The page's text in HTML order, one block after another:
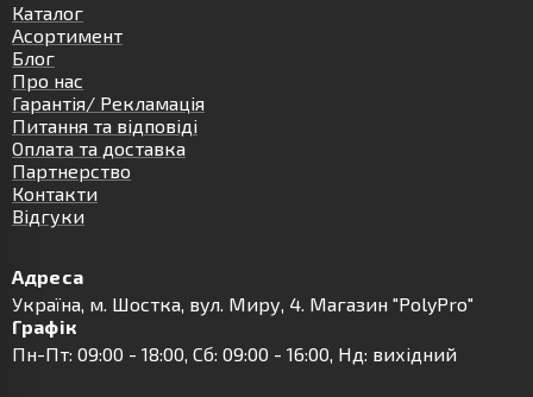
Каталог
Асортимент
Блог
Про нас
Гарантія/ Рекламація
Питання та відповіді
Оплата та доставка
Партнерство
Контакти
Відгуки
Адреса
Українa, м. Шостка, вул. Миру, 4. Магазин "PolyPro"
Графік
Пн-Пт: 09:00 - 18:00, Сб: 09:00 - 16:00, Нд: вихідний